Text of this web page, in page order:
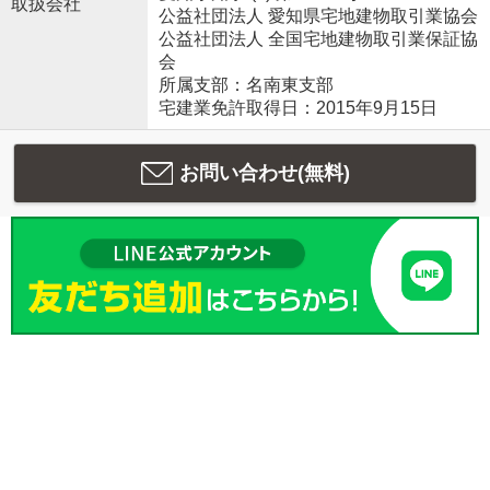
公益社団法人 愛知県宅地建物取引業協会
公益社団法人 全国宅地建物取引業保証協
会
所属支部：名南東支部
宅建業免許取得日：2015年9月15日
お問い合わせ(無料)